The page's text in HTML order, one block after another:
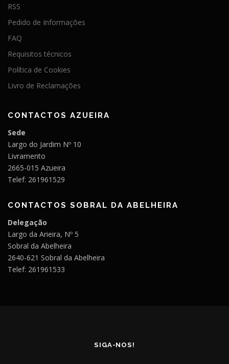
RSS
Pedido de Informações
FAQ
Requisitos técnicos
Política de Cookies
Livro de Reclamações
CONTACTOS AZUEIRA
Sede
Largo do Jardim Nº 10
Livramento
2665-015 Azueira
Telef: 261961529
CONTACTOS SOBRAL DA ABELHEIRA
Delegação
Largo da Arieira, Nº 5
Sobral da Abelheira
2640-621 Sobral da Abelheira
Telef: 261961533
SIGA-NOS!